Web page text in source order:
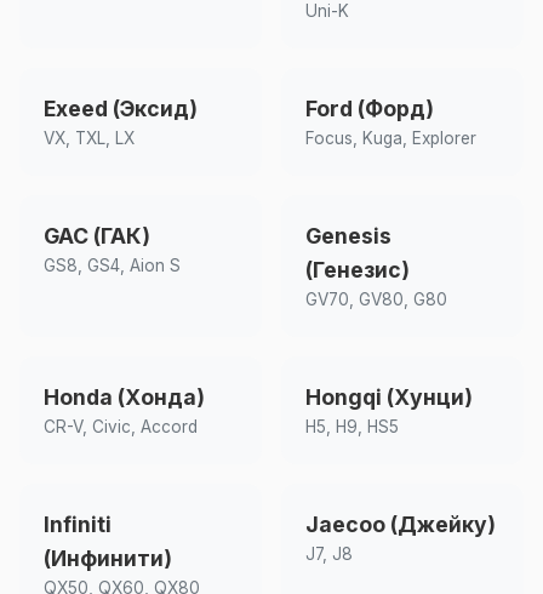
Uni-K
Exeed (Эксид)
VX, TXL, LX
Ford (Форд)
Focus, Kuga, Explorer
GAC (ГАК)
GS8, GS4, Aion S
Genesis
(Генезис)
GV70, GV80, G80
Honda (Хонда)
CR-V, Civic, Accord
Hongqi (Хунци)
H5, H9, HS5
Infiniti
(Инфинити)
QX50, QX60, QX80
Jaecoo (Джейку)
J7, J8